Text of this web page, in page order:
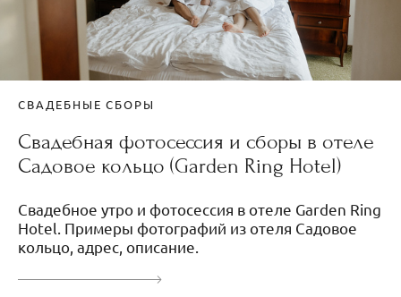
СВАДЕБНЫЕ СБОРЫ
Свадебная фотосессия и сборы в отеле
Садовое кольцо (Garden Ring Hotel)
Свадебное утро и фотосессия в отеле Garden Ring
Hotel. Примеры фотографий из отеля Садовое
кольцо, адрес, описание.